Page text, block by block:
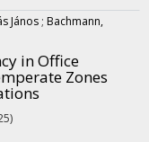
János ; Bachmann,
in Office
Zones